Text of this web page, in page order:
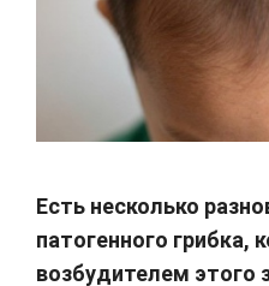
Есть несколько
патогенного грибка,
возбудителем этого